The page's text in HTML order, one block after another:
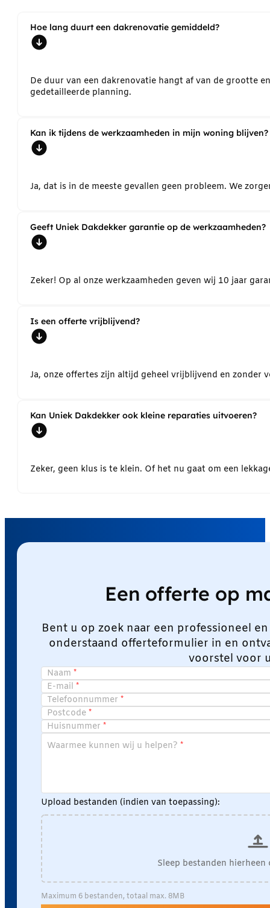
Hoe lang duurt een dakrenovatie gemiddeld?
De duur van een dakrenovatie hangt af van de grootte
gedetailleerde planning.
Kan ik tijdens de werkzaamheden in mijn woning blijven?
Ja, dat is in de meeste gevallen geen probleem. We
Geeft Uniek Dakdekker garantie op de werkzaamheden?
Zeker! Op al onze werkzaamheden geven wij 10 jaar
Is een offerte vrijblijvend?
Ja, onze offertes zijn altijd geheel vrijblijvend en
Kan Uniek Dakdekker ook kleine reparaties uitvoeren?
Zeker, geen klus is te klein. Of het nu gaat om een
Een offerte op
Bent u op zoek naar een professioneel
onderstaand offerteformulier in en
voorstel voor
Naam
E-mail
Telefoonnummer
Postcode
Huisnummer
Waarmee kunnen wij u helpen?
Upload bestanden (indien van toepassing):
Sleep bestanden
Maximum 6 bestanden, totaal max. 8MB